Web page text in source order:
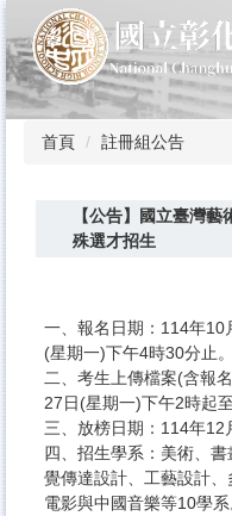
到
主
要
內
首頁 註冊組公告
【公告】國立臺灣
殊選才招生
一、報名日期：114年10
(星期一)下午4時30分止。
二、考生上傳檔案(含報
27日(星期一)下午2時起
三、放榜日期：114年12
四、招生學系：美術、
覺傳達設計、工藝設計、
電影與中國音樂等10學系